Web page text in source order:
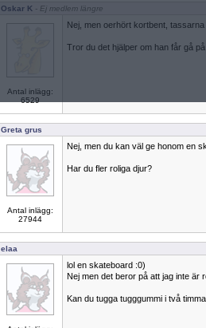
Oskar K - Ej medlem längre
Antal inlägg:
6529
Nej, men oerhört kortbent,
Tror du det hjälper om han får gå
Greta grus
Antal inlägg:
27944
Nej, men du kan väl ge honom en
Har du fler roliga djur?
elaa
lol en skateboard :0)
Nej men det beror på att jag inte är
Kan du tugga tugggummi i två